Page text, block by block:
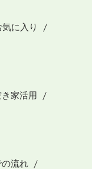
気に入り
家活用
流れ